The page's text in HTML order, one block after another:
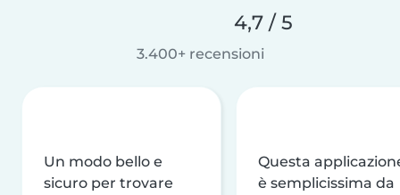
4,7 / 5
3.400+ recensioni
Un modo bello e
sicuro per trovare
Questa
è semplicissima da